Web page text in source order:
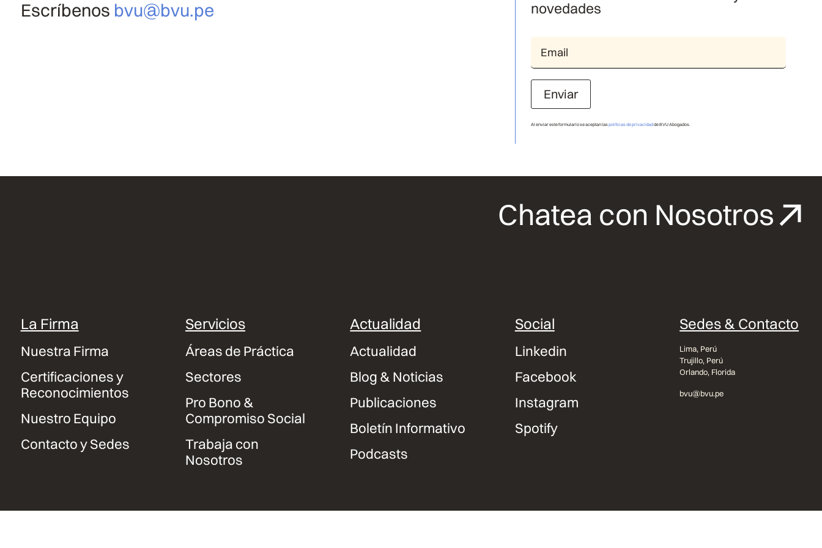
Escríbenos bvu@bvu.pe novedades
Enviar
Al enviar este formulario se aceptan laspolíticas de privacidadde BVU Abogados.
Chatea con Nosotros
La Firma
Nuestra Firma
Certificaciones y
Reconocimientos
Nuestro Equipo
Contacto y Sedes
Servicios
Áreas de Práctica
Sectores
Pro Bono &
Compromiso Social
Trabaja con
Nosotros
Actualidad
Actualidad
Blog & Noticias
Publicaciones
Boletín Informativo
Podcasts
Social
Linkedin
Facebook
Instagram
Spotify
Sedes & Contacto
Lima, Perú
Trujillo, Perú
Orlando, Florida
bvu@bvu.pe